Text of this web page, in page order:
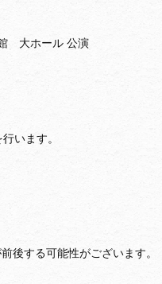
大ホール 公演
います。
後する可能性がございます。